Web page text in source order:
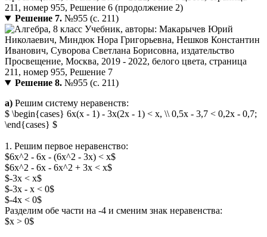
Решение 7.№955 (с. 211)
Решение 8.№955 (с. 211)
а) Решим систему неравенств:
$ \begin{cases} 6x(x - 1) - 3x(2x - 1) < x, \\ 0,5x - 3,7 < 0,2x - 0,7;
\end{cases} $
1. Решим первое неравенство:
$6x^2 - 6x - (6x^2 - 3x) < x$
$6x^2 - 6x - 6x^2 + 3x < x$
$-3x < x$
$-3x - x < 0$
$-4x < 0$
Разделим обе части на -4 и сменим знак неравенства:
$x > 0$